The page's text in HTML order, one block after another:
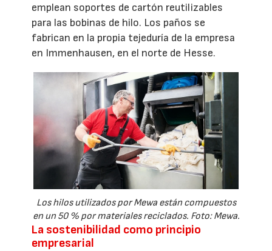
emplean soportes de cartón reutilizables
para las bobinas de hilo. Los paños se
fabrican en la propia tejeduría de la empresa
en Immenhausen, en el norte de Hesse.
Los hilos utilizados por Mewa están compuestos
en un 50 % por materiales reciclados. Foto: Mewa.
La sostenibilidad como principio
empresarial